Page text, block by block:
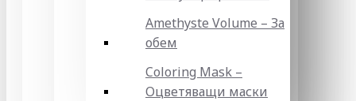
Amethyste Volume – За
обем
Coloring Mask –
Оцветяващи маски